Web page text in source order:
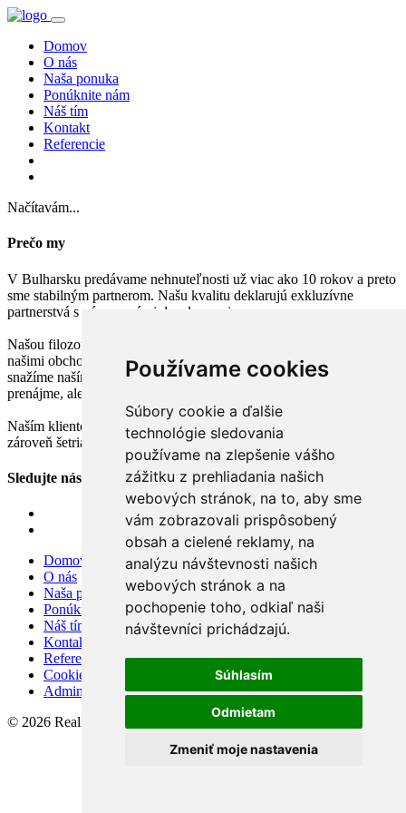
Používame cookies
Súbory cookie a ďalšie
technológie sledovania
používame na zlepšenie vášho
zážitku z prehliadania našich
webových stránok, na to, aby sme
vám zobrazovali prispôsobený
obsah a cielené reklamy, na
analýzu návštevnosti našich
webových stránok a na
pochopenie toho, odkiaľ naši
návštevníci prichádzajú.
Súhlasím
Odmietam
Zmeniť moje nastavenia
Domov
O nás
Naša ponuka
Ponúknite nám
Náš tím
Kontakt
Referencie
Načítavám...
Prečo my
V Bulharsku predávame nehnuteľnosti už viac ako 10 rokov a preto
sme stabilným partnerom. Našu kvalitu deklarujú exkluzívne
partnerstvá s významnými developermi.
Našou filozofiou je korektnosť a dlhodobá spolupráca, či už s
našimi obchodnými partnermi, ale aj s našimi klientmi. Pravidelne sa
snažíme naším klientom vytvárať kvalitný servis, či už pri nákupe,
prenájme, ale aj pri bežnom fungovaní.
Naším klientom vytvárame benefity, ktoré im vytvárajú pohodlie a
zároveň šetria nemalé finančné prostriedky.
Sledujte nás
Domov
O nás
Naša ponuka
Ponúknite nám
Náš tím
Kontakt
Referencie
Cookies
Admin
© 2026 Reality - BG